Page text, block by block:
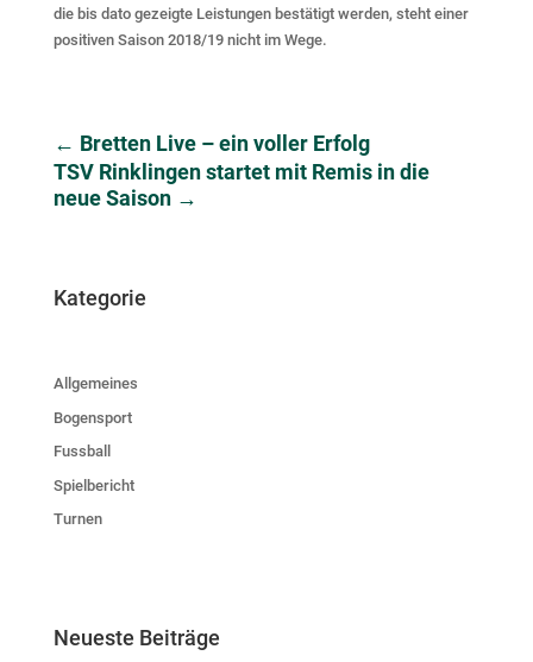
die bis dato gezeigte Leistungen bestätigt werden, steht einer
positiven Saison 2018/19 nicht im Wege.
← Bretten Live – ein voller Erfolg
TSV Rinklingen startet mit Remis in die
neue Saison→
Kategorie
Allgemeines
Bogensport
Fussball
Spielbericht
Turnen
Neueste Beiträge